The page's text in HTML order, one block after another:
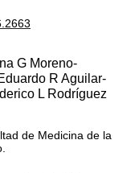
G Moreno-
R Aguilar-
L Rodríguez
de Medicina de la